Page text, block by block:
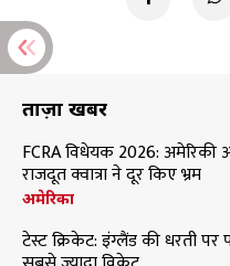
ताज़ा खबरें
FCRA विधेयक 2026: अमेरिकी
राजदूत क्वात्रा ने दूर किए भ्रम
अमेरिका
टेस्ट क्रिकेट: इंग्लैंड की धरती